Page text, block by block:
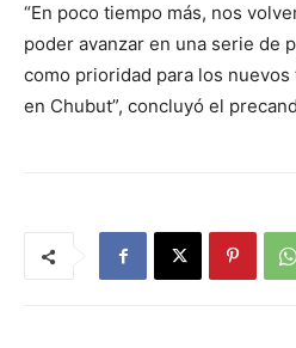
“En poco tiempo más, nos
poder avanzar en una serie de
como prioridad para los
en Chubut”, concluyó el